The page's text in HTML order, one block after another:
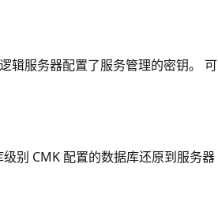
辑服务器配置了服务管理的密钥。 可
别 CMK 配置的数据库还原到服务器